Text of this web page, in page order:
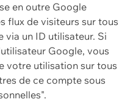
en outre Google
flux de visiteurs sur tous
via un ID utilisateur. Si
Google, vous
votre utilisation sur tous
de ce compte sous